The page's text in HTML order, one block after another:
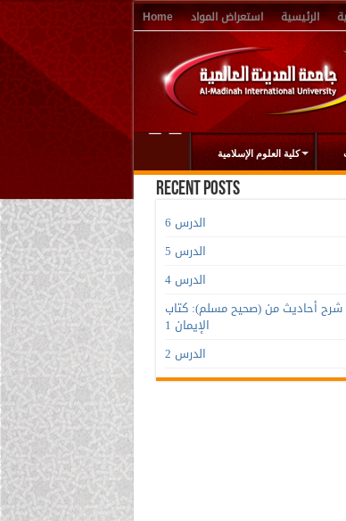
Home استعراض المواد الرئيسية
كلية العلوم الإسلامية
Recent Posts
الدرس 6
الدرس 5
الدرس 4
الدرس 3 شرح أحاديث من (صحيح مسلم): كتاب
الإيمان 1
الدرس 2